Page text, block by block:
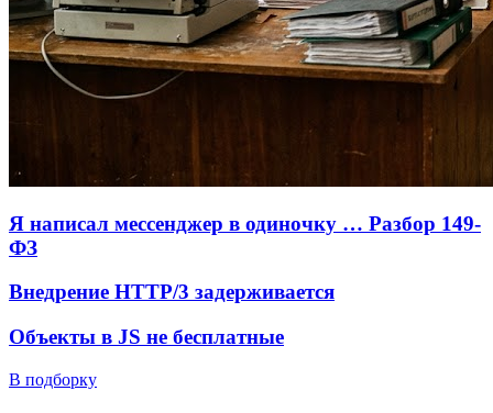
Я написал мессенджер в одиночку … Разбор 149-
ФЗ
Внедрение HTTP/3 задерживается
Объекты в JS не бесплатные
В подборку